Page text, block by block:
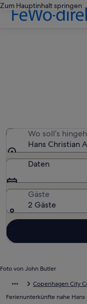
Zum Hauptinhalt springen
Foto von John Butler
Wo soll’s
Hans Christian
Daten
Gäste
2 Gäste
Copenhagen City
Ferienunterkünfte nahe